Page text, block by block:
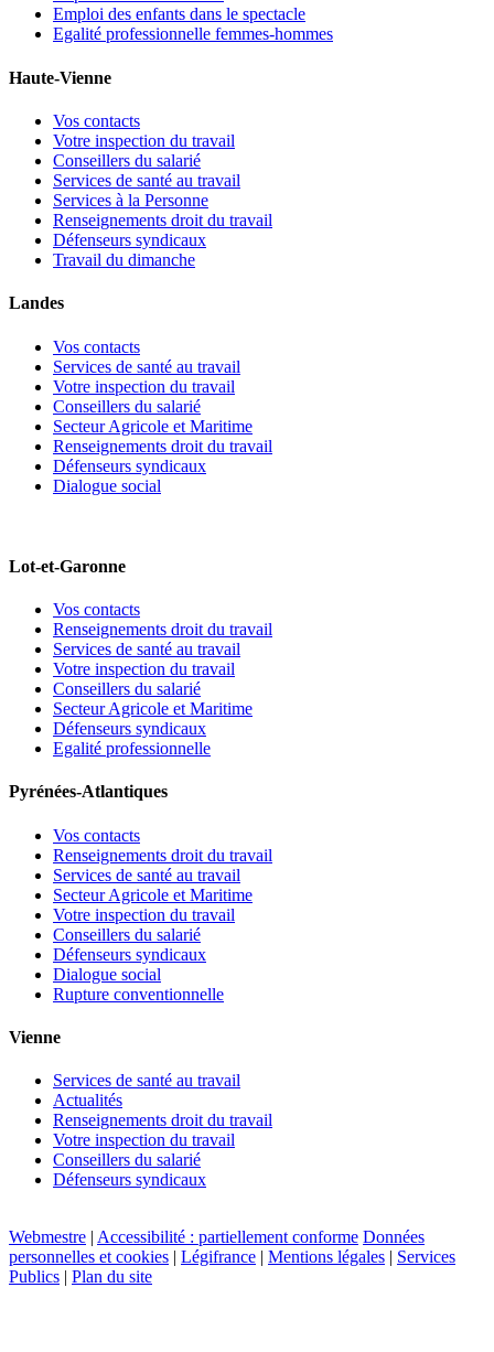
Emploi des enfants dans le spectacle
Egalité professionnelle femmes-hommes
Haute-Vienne
Vos contacts
Votre inspection du travail
Conseillers du salarié
Services de santé au travail
Services à la Personne
Renseignements droit du travail
Défenseurs syndicaux
Travail du dimanche
Landes
Vos contacts
Services de santé au travail
Votre inspection du travail
Conseillers du salarié
Secteur Agricole et Maritime
Renseignements droit du travail
Défenseurs syndicaux
Dialogue social
Lot-et-Garonne
Vos contacts
Renseignements droit du travail
Services de santé au travail
Votre inspection du travail
Conseillers du salarié
Secteur Agricole et Maritime
Défenseurs syndicaux
Egalité professionnelle
Pyrénées-Atlantiques
Vos contacts
Renseignements droit du travail
Services de santé au travail
Secteur Agricole et Maritime
Votre inspection du travail
Conseillers du salarié
Défenseurs syndicaux
Dialogue social
Rupture conventionnelle
Vienne
Services de santé au travail
Actualités
Renseignements droit du travail
Votre inspection du travail
Conseillers du salarié
Défenseurs syndicaux
Webmestre | Accessibilité : partiellement conforme Données
personnelles et cookies | Légifrance | Mentions légales | Services
Publics | Plan du site